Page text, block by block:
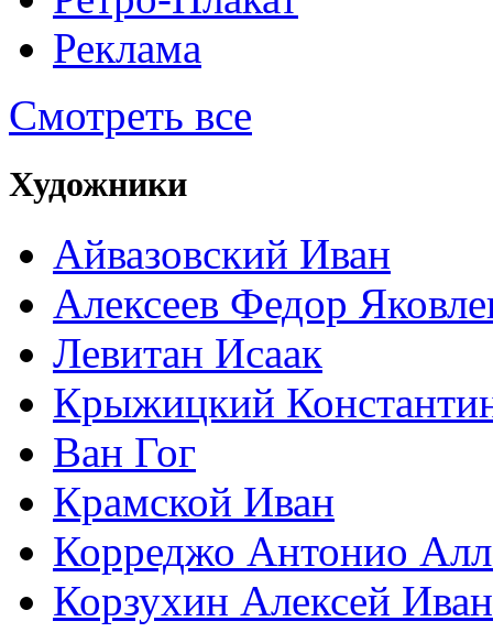
Реклама
Смотреть все
Художники
Айвазовский Иван
Алексеев Федор
Левитан Исаак
Крыжицкий
Ван Гог
Крамской Иван
Корреджо Антонио
Корзухин Алексей